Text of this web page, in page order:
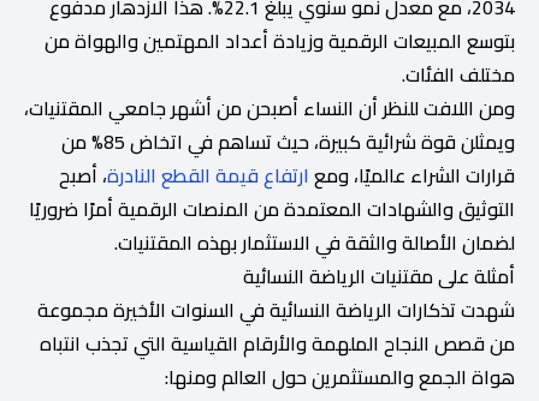
بتوسع المبيعات الرقمية وزيادة أعداد المهتمين والهواة من
مختلف الفئات.
ومن اللافت للنظر أن النساء أصبحن من أشهر جامعي المقتنيات،
ويمثلن قوة شرائية كبيرة، حيث تساهم في اتخاض 85% من
قرارات الشراء عالميًا، ومع ارتفاع قيمة القطع النادرة، أصبح
التوثيق والشهادات المعتمدة من المنصات الرقمية أمرًا ضروريًا
لضمان الأصالة والثقة في الاستثمار بهذه المقتنيات.
أمثلة على مقتنيات الرياضة النسائية
شهدت تذكارات الرياضة النسائية في السنوات الأخيرة مجموعة
من قصص النجاح الملهمة والأرقام القياسية التي تجذب انتباه
هواة الجمع والمستثمرين حول العالم ومنها: